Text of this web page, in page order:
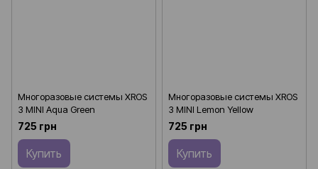
Многоразовые системы XROS
3 MINI Aqua Green
725 грн
Купить
Многоразовые системы XROS
3 MINI Lemon Yellow
725 грн
Купить